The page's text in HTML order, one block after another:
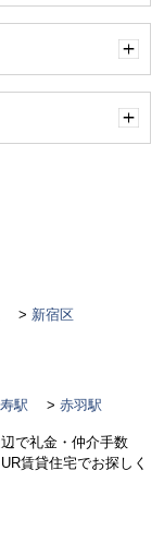
く
く
く
新宿区
駅 赤羽駅
で礼金・仲介手数
賃貸住宅でお探しく